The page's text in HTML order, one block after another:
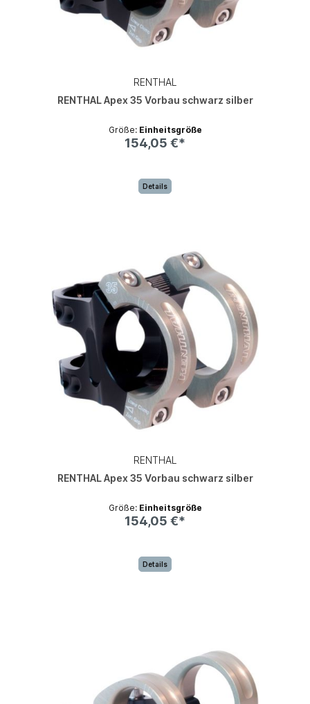
RENTHAL
RENTHAL Apex 35 Vorbau schwarz silber
Größe: Einheitsgröße
154,05 €*
Details
RENTHAL
RENTHAL Apex 35 Vorbau schwarz silber
Größe: Einheitsgröße
154,05 €*
Details